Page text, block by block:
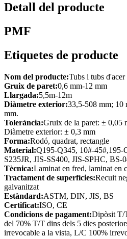
Detall del producte
PMF
Etiquetes de producte
Nom del producte:Tubs i tubs
Gruix de paret:0,6 mm-12 mm
Llargada:5,5m-12m
Diàmetre exterior:33,5-508 mm; 10
mm.
Tolerància:Gruix de la paret: ± 0,05
Diàmetre exterior: ± 0,3 mm
Forma:Rodó, quadrat, rectangle
Material:Q195-Q345, 10#-
S235JR, JIS-SS400, JIS-SPHC, BS-
Tècnica:Laminat en fred, laminat en
Tractament de superfícies:Recuit
galvanitzat
Estàndard:ASTM, DIN, JIS, BS
Certificat:ISO, CE
Condicions de pagament:Dipòsit T/
del 70% T/T dins dels 5 dies
irrevocable a la vista, L/C 100%